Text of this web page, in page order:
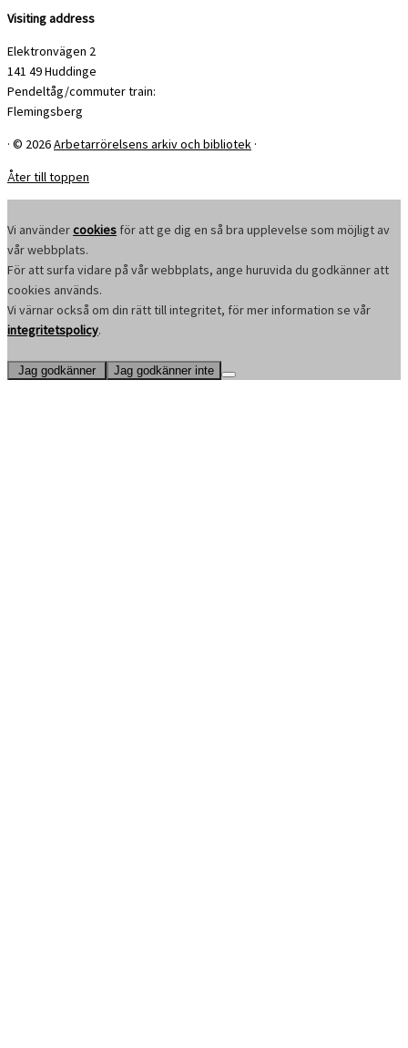
Visiting address
Elektronvägen 2
141 49 Huddinge
Pendeltåg/commuter train:
Flemingsberg
· © 2026Arbetarrörelsens arkiv och bibliotek ·
Åter till toppen
Vi användercookies för att ge dig en så bra upplevelse som möjligt av
vår webbplats.
För att surfa vidare på vår webbplats, ange huruvida du godkänner att
cookies används.
Vi värnar också om din rätt till integritet, för mer information se vår
integritetspolicy.
Jag godkänner Jag godkänner inte